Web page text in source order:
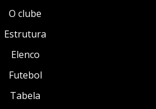
O clube
Estrutura
Elenco
Futebol
Tabela